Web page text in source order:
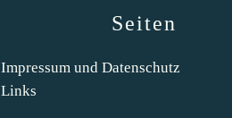
Seiten
Impressum und Datenschutz
Links